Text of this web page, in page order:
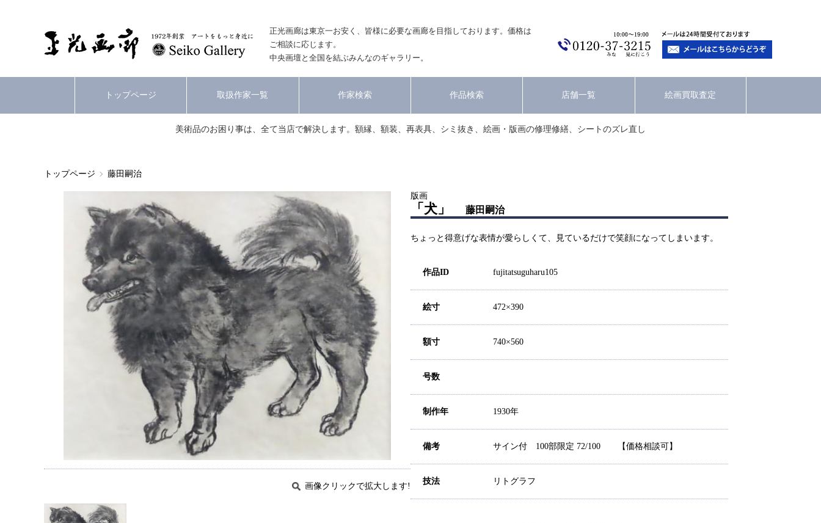
正光画廊は東京一お安く、皆様に必要な画廊を目指しております。価格は
ご相談に応じます。
中央画壇と全国を結ぶみんなのギャラリー。
トップページ 取扱作家一覧 作家検索 作品検索 店舗一覧 絵画買取査定
美術品のお困り事は、全て当店で解決します。額縁、額装、再表具、シミ抜き、絵画・版画の修理修繕、シートのズレ直し
トップページ 藤田嗣治
画像クリックで拡大します!
版画
「犬」 藤田嗣治
ちょっと得意げな表情が愛らしくて、見ているだけで笑顔になってしまいます。
作品ID fujitatsuguharu105
絵寸 472×390
額寸 740×560
号数
制作年 1930年
備考 サイン付 100部限定 72/100 【価格相談可】
技法 リトグラフ